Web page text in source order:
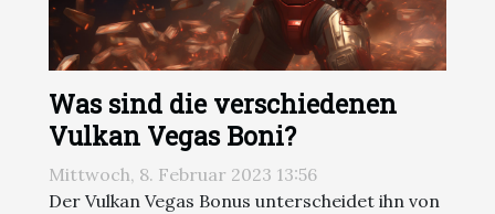
Was sind die verschiedenen
Vulkan Vegas Boni?
Mittwoch, 8. Februar 2023 13:56
Der Vulkan Vegas Bonus unterscheidet ihn von